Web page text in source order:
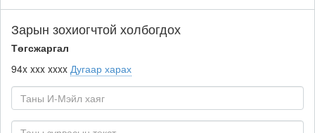
Зарын зохиогчтой холбогдох
Төгсжаргал
94x xxx xxxx Дугаар харах